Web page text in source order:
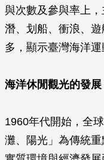
與次數及參與率上
潛、划船、衝浪、
多，顯示臺灣海洋運
海洋休閒觀光的發
1960年代開始，全
灘、陽光」為傳統